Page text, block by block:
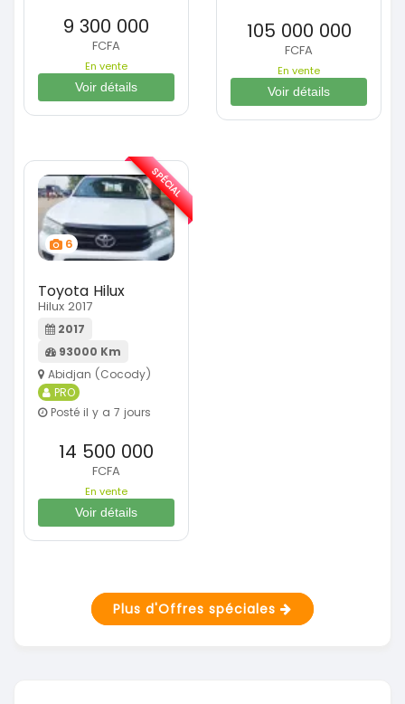
9 300 000
FCFA
En vente
Voir détails
105 000 000
FCFA
En vente
Voir détails
6
Toyota Hilux
Hilux 2017
2017
93000 Km
Abidjan (Cocody)
PRO
Posté il y a 7 jours
14 500 000
FCFA
En vente
Voir détails
SPÉCIAL
Plus d'Offres spéciales